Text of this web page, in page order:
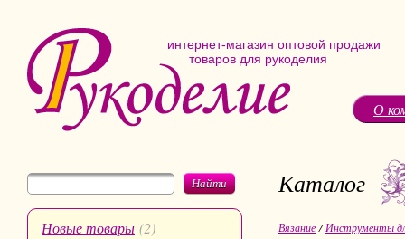
интернет-магазин оптовой продажи
товаров для рукоделия
О
Найти
Новые товары (2)
Каталог
Вязание /Инструменты